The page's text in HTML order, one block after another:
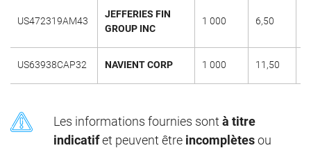
US472319AM43
JEFFERIES FIN
GROUP INC
1 000 6,50
US63938CAP32 NAVIENT CORP 1 000 11,50
Les informations fournies sont à titre
indicatifet peuvent être incomplètesou